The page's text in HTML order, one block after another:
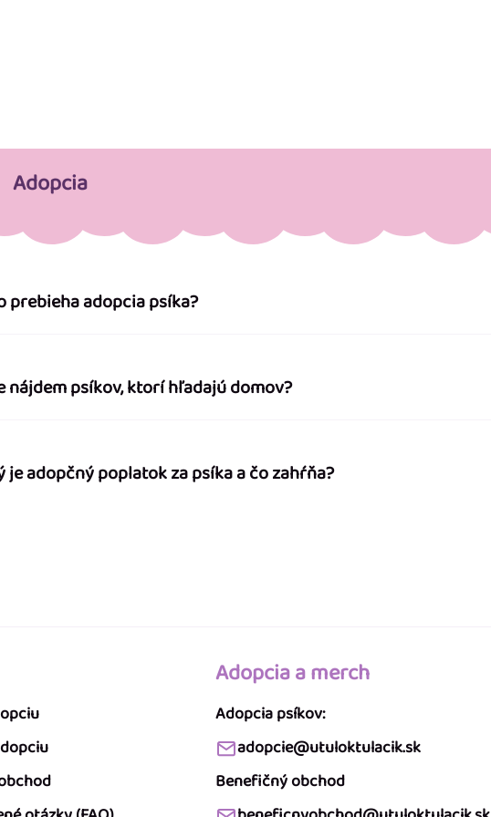
Adopcia
prebieha adopcia psíka?
nájdem psíkov, ktorí hľadajú domov?
je adopčný poplatok za psíka a čo zahŕňa?
Adopcia a merch
Adopcia psíkov:
adopcie@utuloktulacik.sk
Benefičný obchod